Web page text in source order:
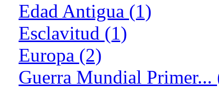
Edad Antigua (1)
Esclavitud (1)
Europa (2)
Guerra Mundial Primer...